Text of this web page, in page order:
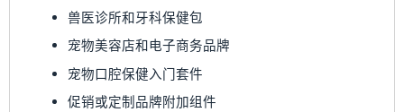
兽医诊所和牙科保健包
宠物美容店和电子商务品牌
宠物口腔保健入门套件
促销或定制品牌附加组件